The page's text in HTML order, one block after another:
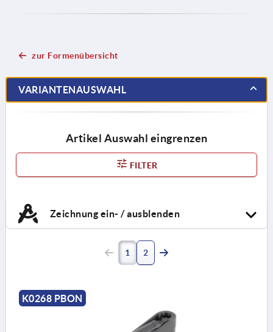
zur Formenübersicht
VARIANTENAUSWAHL
Artikel Auswahl eingrenzen
FILTER
Zeichnung ein- / ausblenden
1 2
K0268 PBON